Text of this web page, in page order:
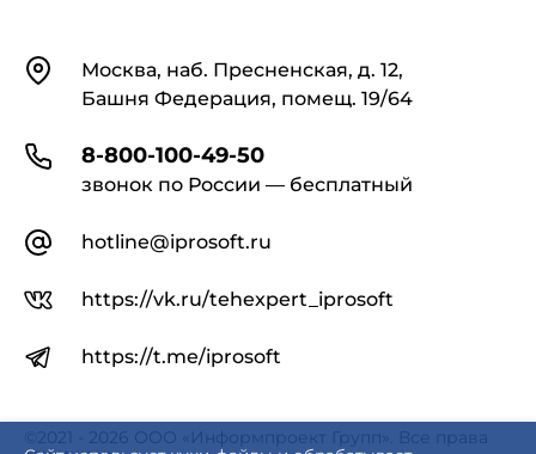
КонтактыМосква, наб. Пресненская, д. 12,
Башня Федерация, помещ. 19/64
8-800-100-49-50
звонок по России — бесплатный
hotline@iprosoft.ru
https://vk.ru/tehexpert_iprosoft
https://t.me/iprosoft
©2021 - 2026 ООО «Информпроект Групп». Все права